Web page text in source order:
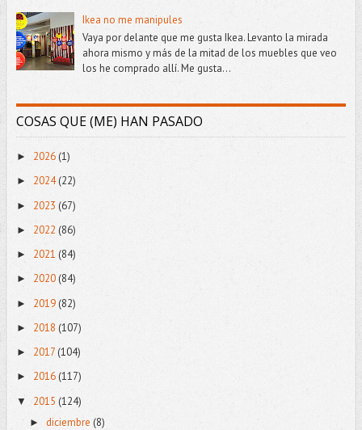
Ikea no me manipules
Vaya por delante que me gusta Ikea. Levanto la mirada
ahora mismo y más de la mitad de los muebles que veo
los he comprado allí. Me gusta...
COSAS QUE (ME) HAN PASADO
► 2026(1)
► 2024(22)
► 2023 (67)
► 2022 (86)
► 2021 (84)
► 2020(84)
► 2019 (82)
► 2018 (107)
► 2017(104)
► 2016(117)
▼ 2015 (124)
► diciembre (8)